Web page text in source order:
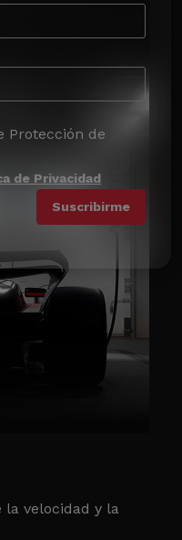
Protección de
de Privacidad
la velocidad y la